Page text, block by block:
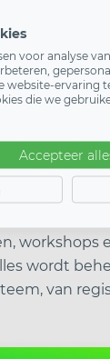
is GO-
marketing
en
workshops
wordt
van
voor analyse
website-ervaring
die we
Accepteer